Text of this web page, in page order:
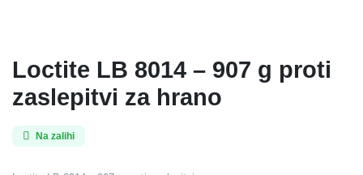
Loctite LB 8014 – 907 g proti
zaslepitvi za hrano
Na zalihi